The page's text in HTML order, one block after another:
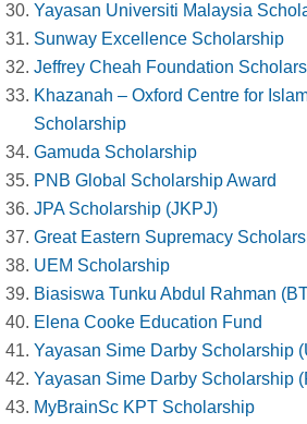
Yayasan Universiti Malaysia
Sunway Excellence Scholarship
Jeffrey Cheah Foundation
Khazanah – Oxford Centre for
Scholarship
Gamuda Scholarship
PNB Global Scholarship Award
JPA Scholarship (JKPJ)
Great Eastern Supremacy
UEM Scholarship
Biasiswa Tunku Abdul Rahman
Elena Cooke Education Fund
Yayasan Sime Darby Scholarship
Yayasan Sime Darby Scholarship
MyBrainSc KPT Scholarship